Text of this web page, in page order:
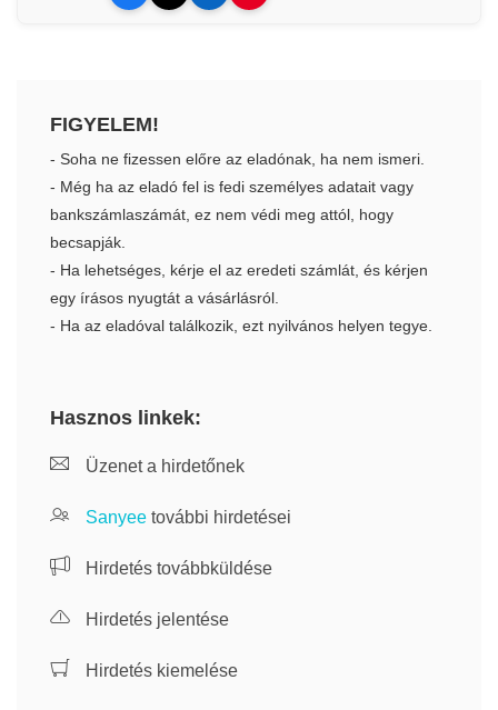
FIGYELEM!
- Soha ne fizessen előre az eladónak, ha nem ismeri.
- Még ha az eladó fel is fedi személyes adatait vagy
bankszámlaszámát, ez nem védi meg attól, hogy
becsapják.
- Ha lehetséges, kérje el az eredeti számlát, és kérjen
egy írásos nyugtát a vásárlásról.
- Ha az eladóval találkozik, ezt nyilvános helyen tegye.
Hasznos linkek:
Üzenet a hirdetőnek
Sanyee további hirdetései
Hirdetés továbbküldése
Hirdetés jelentése
Hirdetés kiemelése